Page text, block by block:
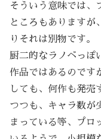
そういう意味では、
ところもありますが
りそれは別物です。
厨二的なラノベっぽ
作品ではあるのです
しても、何作も発売
つつも、キャラ数が
まっている等、プロ